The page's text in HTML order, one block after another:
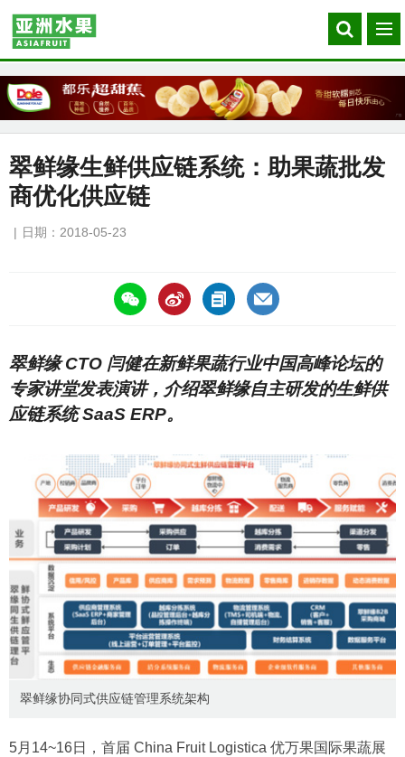
Search
our
菜
单
翠鲜缘生鲜供应链系统：助果蔬批发
商优化供应链
日期：2018-05-23
https://asiafruitchina.net/16967.html
翠鲜缘 CTO 闫健在新鲜果蔬行业中国高峰论坛的
专家讲堂发表演讲，介绍翠鲜缘自主研发的生鲜供
应链系统 SaaS ERP。
翠鲜缘协同式供应链管理系统架构
5月14~16日，首届 China Fruit Logistica 优万果国际果蔬展